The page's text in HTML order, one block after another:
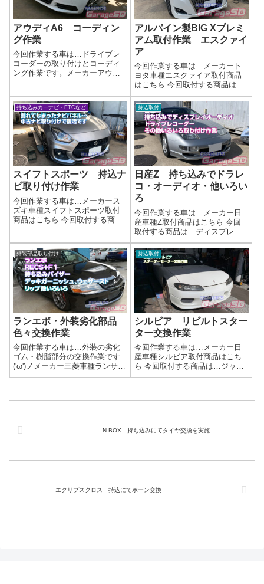
アウディA6 コーディン
グ作業
今回作業する車は…ドライブレ
コーダーの取り付けとコーディ
ング作業です。メーカーアウデ
ディング作業です作業写真いろ
いろコーディングできますが…
TVアクティブも気になります
が、隠しメニ...
アルパイン製BIG Xプレミ
アム取付作業 エスクァイ
ア
今回作業する車は…メーカート
ヨタ車種エスクァイア取付商品
はこちら 今回取付する商品は…
アルパイン製 BIG Xプレミアム
作業写真🎶✨**ナビ持ち込み大歓
迎！**✨🎶他店で断られた取り付
けも…もしかしたらウチならで
きるかも⁉🚗 あなたの“推し...
持ち込みカーナビ・ETCなど
スイフトスポーツ 持込ナ
ビ取り付け作業
今回作業する車は…メーカース
ズキ車種スイフトスポーツ取付
商品はこちら 今回取付する商品
レイに配線類もまとめてあるの
で、作業しやすいですｗ配線が
まとめて段ボールにつっこんで
あったり...
持込取付
日産Z 持ち込みでドラレ
コ・オーディオ・他いろい
ろ
今回作業する車は…メーカー日
産車種Z取付商品はこちら 今回
取付する商品は…ディスプレイ
オーディオ ドラレコ バルブ
他FH-8500DVSはディスプレイオ
ーディオですねバックカメラ・
バルブ交換・コムテック製ドラ
レコも付けちゃいます(^_-)-...
外装部品取り付け
ランエボ・外装劣化部品
色々交換作業
今回作業する車は…外装の劣化
ゴム・樹脂部分の交換作業です
('ω')ノメーカー三菱車種ランサー
エボリューション取付商品はこ
持込取付
シルビア リビルトスター
ター交換作業
今回作業する車は…メーカー日
産車種シルビア取付商品はこち
ら 今回取付する商品は…ジャパ
ンリビルト製 スターターモー
N-BOX 持ち込みにてタイヤ交換を実施
エクリプスクロス 持込にてホーン交換